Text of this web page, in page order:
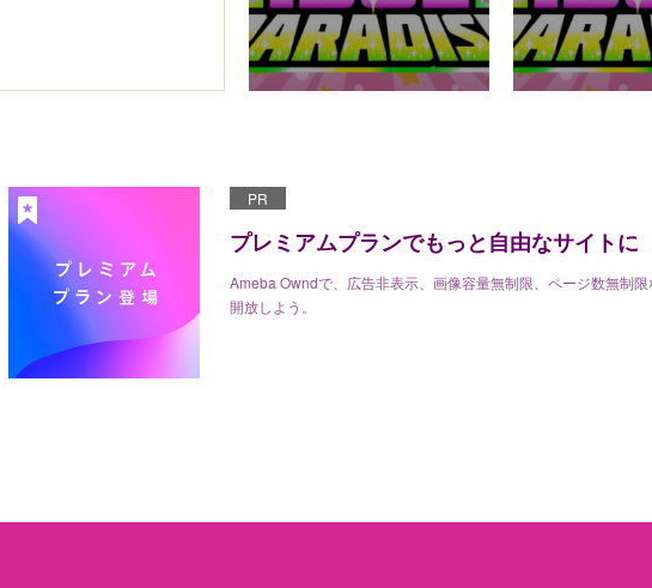
PR
プレミアムプランでもっと自由なサイトに
Ameba Owndで、広告非表示、画像容量無制限、ページ数無制
開放しよう。